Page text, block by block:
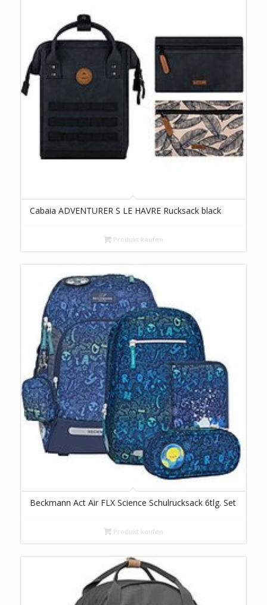
Cabaia ADVENTURER S LE HAVRE Rucksack black
Produkt kaufen
Beckmann Act Air FLX Science Schulrucksack 6tlg. Set
Produkt kaufen